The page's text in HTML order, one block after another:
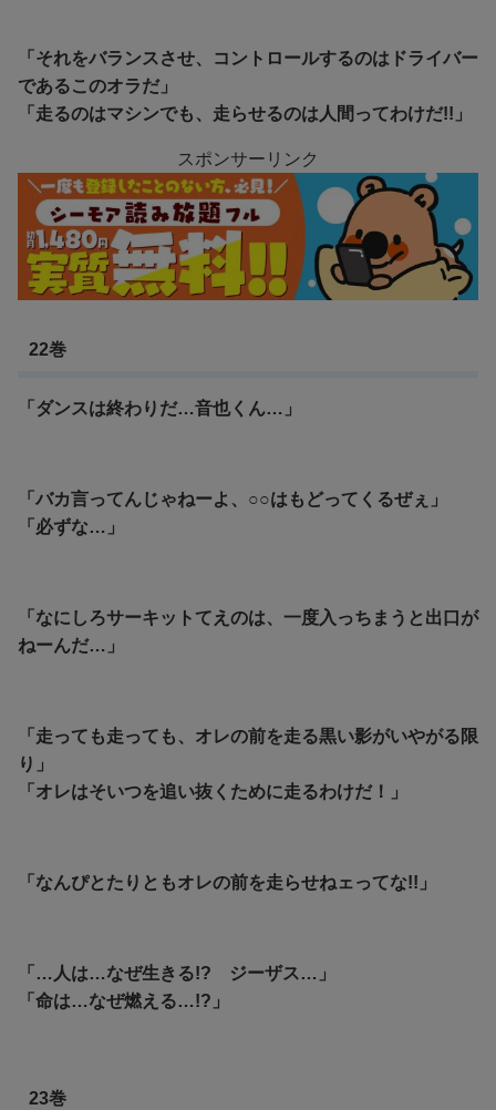
「それをバランスさせ、コントロールするのはドライバー
であるこのオラだ」
「走るのはマシンでも、走らせるのは人間ってわけだ!!」
スポンサーリンク
22巻
「ダンスは終わりだ…音也くん…」
「バカ言ってんじゃねーよ、○○はもどってくるぜぇ」
「必ずな…」
「なにしろサーキットてえのは、一度入っちまうと出口が
ねーんだ…」
「走っても走っても、オレの前を走る黒い影がいやがる限
り」
「オレはそいつを追い抜くために走るわけだ！」
「なんぴとたりともオレの前を走らせねェってな!!」
「…人は…なぜ生きる!? ジーザス…」
「命は…なぜ燃える…!?」
23巻